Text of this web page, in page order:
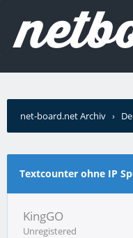
net-board.net Archiv ›
Textcounter ohne IP
KingGO
Unregistered